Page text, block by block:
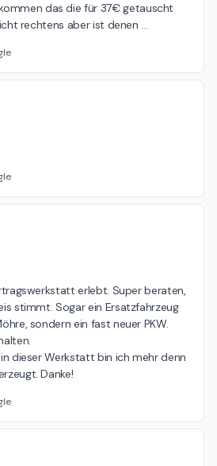
das die für 37€ getauscht
rechtens aber ist denen …
erlebt. Super beraten,
stimmt. Sogar ein Ersatzfahrzeug
sondern ein fast neuer PKW.
dieser Werkstatt bin ich mehr denn
Danke!